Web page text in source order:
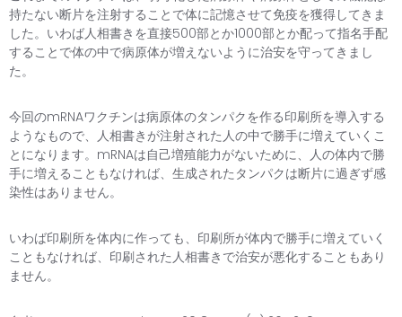
持たない断片を注射することで体に記憶させて免疫を獲得してきま
した。いわば人相書きを直接500部とか1000部とか配って指名手配
することで体の中で病原体が増えないように治安を守ってきまし
た。
今回のmRNAワクチンは病原体のタンパクを作る印刷所を導入する
ようなもので、人相書きが注射された人の中で勝手に増えていくこ
とになります。mRNAは自己増殖能力がないために、人の体内で勝
手に増えることもなければ、生成されたタンパクは断片に過ぎず感
染性はありません。
いわば印刷所を体内に作っても、印刷所が体内で勝手に増えていく
こともなければ、印刷された人相書きで治安が悪化することもあり
ません。